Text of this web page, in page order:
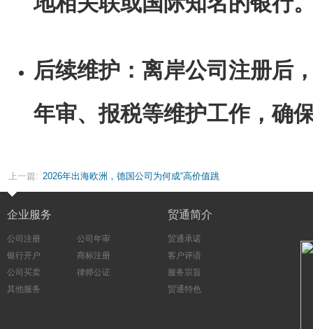
后续维护：离岸公司注册后
年审、报税等维护工作，确
上一篇: 2026年出海欧洲，德国公司为何成“高价值跳
板”？
企业服务
公司注册
公司年审
银行开户
商标注册
公司买卖
律师公证
其他服务
贸通简介
贸通承诺
客户评语
服务宗旨
贸通特色